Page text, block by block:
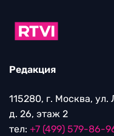
Редакция
115280, г. Москва,
д. 26, этаж 2
тел: +7 (499) 579-86-